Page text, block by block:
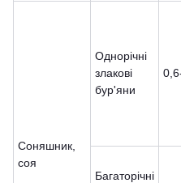
Соняшник,
соя
Однорічні
злакові
бур'яни
Багаторічні